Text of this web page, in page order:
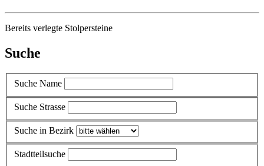
Bereits verlegte Stolpersteine
Suche
Suche Name
Suche Strasse
Suche in Bezirk
Stadtteilsuche